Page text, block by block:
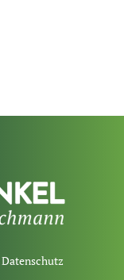
Datenschutz